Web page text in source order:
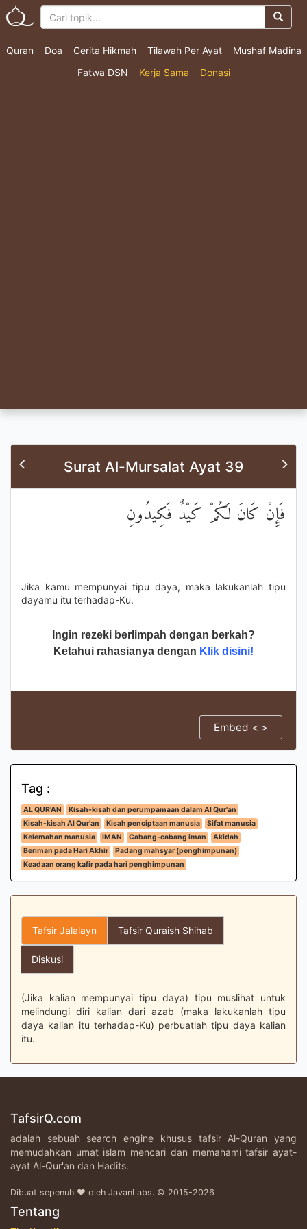
Quran Doa Cerita Hikmah Tilawah Per Ayat
Mushaf Madina
Fatwa DSN
Kerja Sama Donasi
Surat Al-Mursalat Ayat 39
فَإِنْ كَانَ لَكُمْ كَيْدٌ فَكِيدُونِ
Jika kamu mempunyai tipu daya, maka lakukanlah tipu
dayamu itu terhadap-Ku.
Ingin rezeki berlimpah dengan berkah?
Ketahui rahasianya dengan Klik disini!
Embed < >
Tag :
AL QUR'AN
Kisah-kisah dan perumpamaan dalam Al Qur'an
Kisah-kisah Al Qur'an
Kisah penciptaan manusia
Sifat manusia
Kelemahan manusia
IMAN Cabang-cabang iman
Akidah
Beriman pada Hari Akhir
Padang mahsyar (penghimpunan)
Keadaan orang kafir pada hari penghimpunan
Tafsir Jalalayn Tafsir Quraish Shihab
Diskusi
(Jika kalian mempunyai tipu daya) tipu muslihat untuk
melindungi diri kalian dari azab (maka lakukanlah tipu
daya kalian itu terhadap-Ku) perbuatlah tipu daya kalian
itu.
TafsirQ.com
adalah sebuah search engine khusus tafsir Al-Quran yang
memudahkan umat islam mencari dan memahami tafsir ayat-
ayat Al-Qur'an dan Hadits.
Dibuat sepenuh ♥ oleh JavanLabs. © 2015-2026
Tentang